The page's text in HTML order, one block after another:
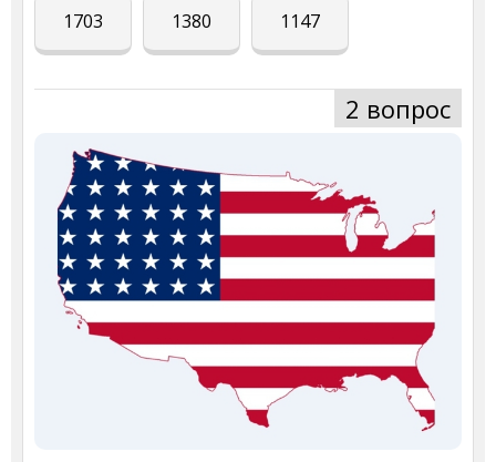
1703 1380 1147
2 вопрос